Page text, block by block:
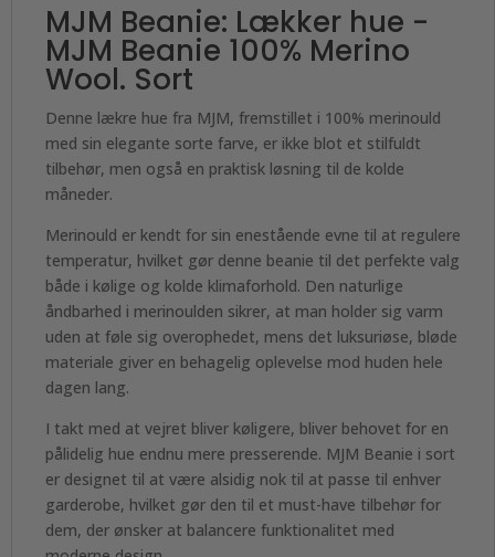
MJM Beanie: Lækker hue -
MJM Beanie 100% Merino
Wool. Sort
Denne lækre hue fra MJM, fremstillet i 100% merinould
med sin elegante sorte farve, er ikke blot et stilfuldt
tilbehør, men også en praktisk løsning til de kolde
måneder.
Merinould er kendt for sin enestående evne til at regulere
temperatur, hvilket gør denne beanie til det perfekte valg
både i kølige og kolde klimaforhold. Den naturlige
åndbarhed i merinoulden sikrer, at man holder sig varm
uden at føle sig overophedet, mens det luksuriøse, bløde
materiale giver en behagelig oplevelse mod huden hele
dagen lang.
I takt med at vejret bliver køligere, bliver behovet for en
pålidelig hue endnu mere presserende. MJM Beanie i sort
er designet til at være alsidig nok til at passe til enhver
garderobe, hvilket gør den til et must-have tilbehør for
dem, der ønsker at balancere funktionalitet med